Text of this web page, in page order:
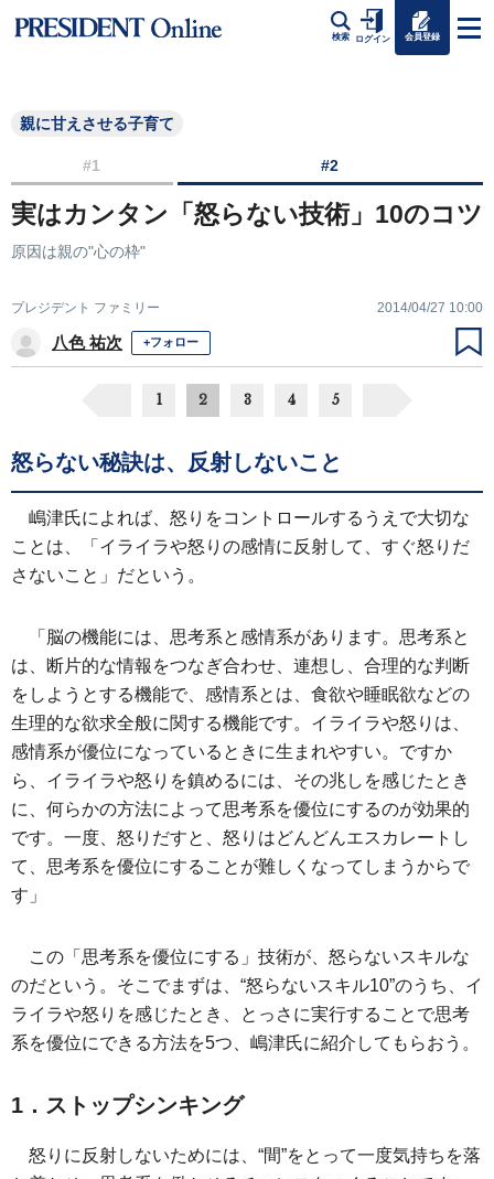
検索 ログイン 会員登録
親に甘えさせる子育て
#1 #2
実はカンタン「怒らない技術」10のコツ
原因は親の"心の枠"
プレジデント ファミリー 2014/04/27 10:00
八色 祐次 +フォロー
1 2 3 4 5
怒らない秘訣は、反射しないこと
嶋津氏によれば、怒りをコントロールするうえで大切な
ことは、「イライラや怒りの感情に反射して、すぐ怒りだ
さないこと」だという。
「脳の機能には、思考系と感情系があります。思考系と
は、断片的な情報をつなぎ合わせ、連想し、合理的な判断
をしようとする機能で、感情系とは、食欲や睡眠欲などの
生理的な欲求全般に関する機能です。イライラや怒りは、
感情系が優位になっているときに生まれやすい。ですか
ら、イライラや怒りを鎮めるには、その兆しを感じたとき
に、何らかの方法によって思考系を優位にするのが効果的
です。一度、怒りだすと、怒りはどんどんエスカレートし
て、思考系を優位にすることが難しくなってしまうからで
す」
この「思考系を優位にする」技術が、怒らないスキルな
のだという。そこでまずは、“怒らないスキル10”のうち、イ
ライラや怒りを感じたとき、とっさに実行することで思考
系を優位にできる方法を5つ、嶋津氏に紹介してもらおう。
1．ストップシンキング
怒りに反射しないためには、“間”をとって一度気持ちを落